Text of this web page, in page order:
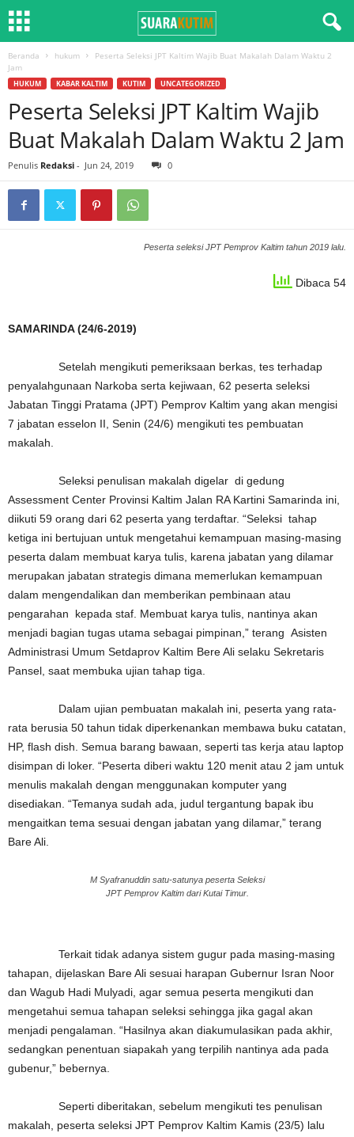
Beranda hukum
Peserta Seleksi JPT Kaltim Wajib Buat Makalah Dalam Waktu 2
Jam
HUKUM KABAR KALTIM KUTIM UNCATEGORIZED
Peserta Seleksi JPT Kaltim Wajib
Buat Makalah Dalam Waktu 2 Jam
Penulis Redaksi - Jun 24, 2019 0
Peserta seleksi JPT Pemprov Kaltim tahun 2019 lalu.
Dibaca 54
SAMARINDA (24/6-2019)
Setelah mengikuti pemeriksaan berkas, tes terhadap
penyalahgunaan Narkoba serta kejiwaan, 62 peserta seleksi
Jabatan Tinggi Pratama (JPT) Pemprov Kaltim yang akan mengisi
7 jabatan esselon II, Senin (24/6) mengikuti tes pembuatan
makalah.
Seleksi penulisan makalah digelar di gedung
Assessment Center Provinsi Kaltim Jalan RA Kartini Samarinda ini,
diikuti 59 orang dari 62 peserta yang terdaftar. “Seleksi tahap
ketiga ini bertujuan untuk mengetahui kemampuan masing-masing
peserta dalam membuat karya tulis, karena jabatan yang dilamar
merupakan jabatan strategis dimana memerlukan kemampuan
dalam mengendalikan dan memberikan pembinaan atau
pengarahan kepada staf. Membuat karya tulis, nantinya akan
menjadi bagian tugas utama sebagai pimpinan,” terang Asisten
Administrasi Umum Setdaprov Kaltim Bere Ali selaku Sekretaris
Pansel, saat membuka ujian tahap tiga.
Dalam ujian pembuatan makalah ini, peserta yang rata-
rata berusia 50 tahun tidak diperkenankan membawa buku catatan,
HP, flash dish. Semua barang bawaan, seperti tas kerja atau laptop
disimpan di loker. “Peserta diberi waktu 120 menit atau 2 jam untuk
menulis makalah dengan menggunakan komputer yang
disediakan. “Temanya sudah ada, judul tergantung bapak ibu
mengaitkan tema sesuai dengan jabatan yang dilamar,” terang
Bare Ali.
M Syafranuddin satu-satunya peserta Seleksi
JPT Pemprov Kaltim dari Kutai Timur.
Terkait tidak adanya sistem gugur pada masing-masing
tahapan, dijelaskan Bare Ali sesuai harapan Gubernur Isran Noor
dan Wagub Hadi Mulyadi, agar semua peserta mengikuti dan
mengetahui semua tahapan seleksi sehingga jika gagal akan
menjadi pengalaman. “Hasilnya akan diakumulasikan pada akhir,
sedangkan penentuan siapakah yang terpilih nantinya ada pada
gubenur,” bebernya.
Seperti diberitakan, sebelum mengikuti tes penulisan
makalah, peserta seleksi JPT Pemprov Kaltim Kamis (23/5) lalu